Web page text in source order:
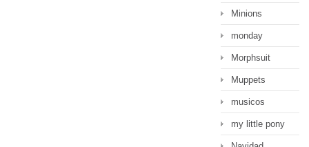
Minions
monday
Morphsuit
Muppets
musicos
my little pony